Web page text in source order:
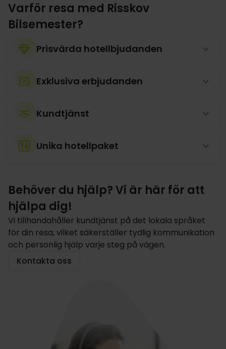
Varför resa med Risskov
Bilsemester?
Prisvärda hotellbjudanden
Exklusiva erbjudanden
Kundtjänst
Unika hotellpaket
Behöver du hjälp? Vi är här för att
hjälpa dig!
Vi tillhandahåller kundtjänst på det lokala språket
för din resa, vilket säkerställer tydlig kommunikation
och personlig hjälp varje steg på vägen.
Kontakta oss